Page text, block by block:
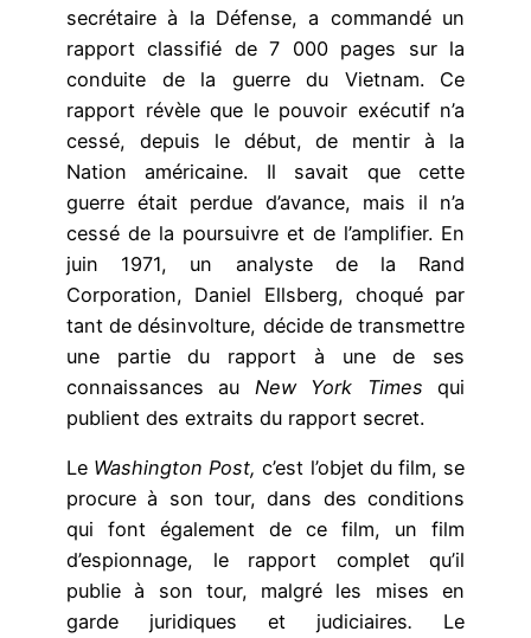
secrétaire à la Défense, a commandé un
rapport classifié de 7 000 pages sur la
conduite de la guerre du Vietnam. Ce
rapport révèle que le pouvoir exécutif n’a
cessé, depuis le début, de mentir à la
Nation américaine. Il savait que cette
guerre était perdue d’avance, mais il n’a
cessé de la poursuivre et de l’amplifier. En
juin 1971, un analyste de la Rand
Corporation, Daniel Ellsberg, choqué par
tant de désinvolture, décide de transmettre
une partie du rapport à une de ses
connaissances au New York Times qui
publient des extraits du rapport secret.
Le Washington Post,c’est l’objet du film, se
procure à son tour, dans des conditions
qui font également de ce film, un film
d’espionnage, le rapport complet qu’il
publie à son tour, malgré les mises en
garde juridiques et judiciaires. Le